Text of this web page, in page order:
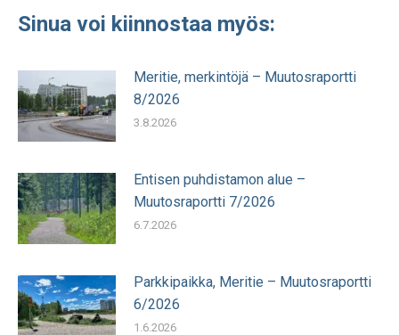
Sinua voi kiinnostaa myös:
Meritie, merkintöjä – Muutosraportti
8/2026
3.8.2026
Entisen puhdistamon alue –
Muutosraportti 7/2026
6.7.2026
Parkkipaikka, Meritie – Muutosraportti
6/2026
1.6.2026